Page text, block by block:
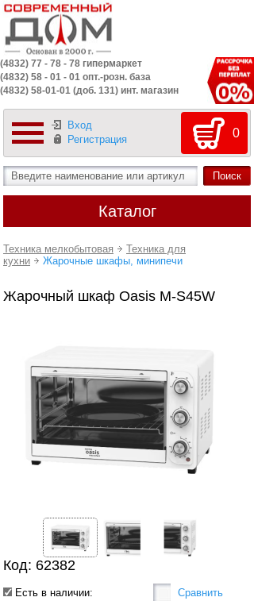
(4832) 77 - 78 - 78 гипермаркет
(4832) 58 - 01 - 01 опт.-розн. база
(4832) 58-01-01 (доб. 131) инт. магазин
Вход
Регистрация
0
Каталог
Техника мелкобытовая
Техника для
кухни
Жарочные шкафы, минипечи
Жарочный шкаф Oasis M-S45W
Код: 62382
Есть в наличии: Сравнить